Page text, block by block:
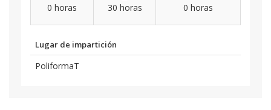
0 horas 30 horas 0 horas
Lugar de impartición
PoliformaT